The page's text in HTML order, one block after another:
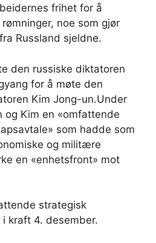
frihet for å
noe som gjør
Russland sjeldne.
den russiske diktatoren
for å møte den
Kim Jong-un.Under
og Kim en «omfattende
som hadde som
og militære
en «enhetsfront» mot
strategisk
kraft 4. desember.